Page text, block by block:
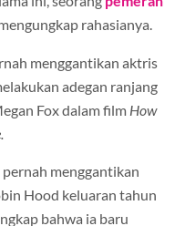
rahasianya.
menggantikan aktris
adegan ranjang
Fox dalam film How
menggantikan
Hood keluaran tahun
bahwa ia baru